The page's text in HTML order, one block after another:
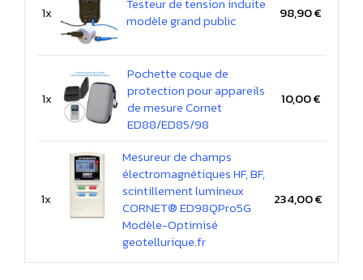
1x
Testeur de tension induite
modèle grand public
98,90 €
1x
Pochette coque de
protection pour appareils
de mesure Cornet
ED88/ED85/98
10,00 €
1x
Mesureur de champs
électromagnétiques HF, BF,
scintillement lumineux
CORNET® ED98QPro5G
Modèle-Optimisé
geotellurique.fr
234,00 €